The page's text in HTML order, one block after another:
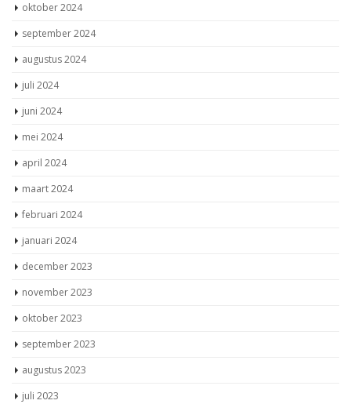
oktober 2024
september 2024
augustus 2024
juli 2024
juni 2024
mei 2024
april 2024
maart 2024
februari 2024
januari 2024
december 2023
november 2023
oktober 2023
september 2023
augustus 2023
juli 2023